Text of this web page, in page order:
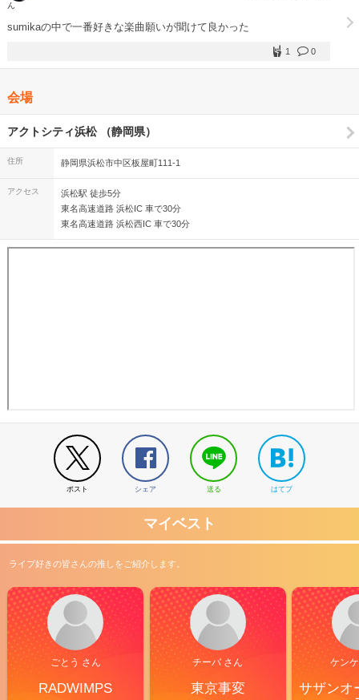
ん
sumikaの中で一番好きな楽曲願いが聞けて良かった
0
1
会場
アクトシティ浜松 （静岡県）
住所 静岡県浜松市中区板屋町111-1
アクセス
浜松駅 徒歩5分
東名高速道路 浜松IC 車で30分
東名高速道路 浜松西IC 車で30分
ポスト シェア 送る はてブ
マイベスト
ライブ好きの皆さんの推しをご紹介します。
ごとう さん
RADWIMPS
チーバ さん
東京事変
ケン
サザンオ